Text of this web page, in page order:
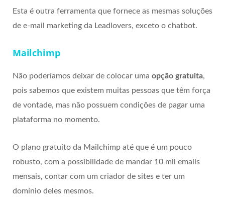
Esta é outra ferramenta que fornece as mesmas soluções
de e-mail marketing da Leadlovers, exceto o chatbot.
Mailchimp
Não poderíamos deixar de colocar uma opção gratuita,
pois sabemos que existem muitas pessoas que têm força
de vontade, mas não possuem condições de pagar uma
plataforma no momento.
O plano gratuito da Mailchimp até que é um pouco
robusto, com a possibilidade de mandar 10 mil emails
mensais, contar com um criador de sites e ter um
domínio deles mesmos.